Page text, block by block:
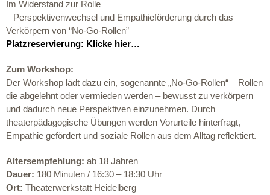
Im Widerstand zur Rolle
– Perspektivenwechsel und Empathieförderung durch das
Verkörpern von “No-Go-Rollen” –
Platzreservierung: Klicke hier…
Zum Workshop:
Der Workshop lädt dazu ein, sogenannte „No-Go-Rollen“ – Rollen
die abgelehnt oder vermieden werden – bewusst zu verkörpern
und dadurch neue Perspektiven einzunehmen. Durch
theaterpädagogische Übungen werden Vorurteile hinterfragt,
Empathie gefördert und soziale Rollen aus dem Alltag reflektiert.
Altersempfehlung: ab 18 Jahren
Dauer: 180 Minuten / 16:30 – 18:30 Uhr
Ort: Theaterwerkstatt Heidelberg